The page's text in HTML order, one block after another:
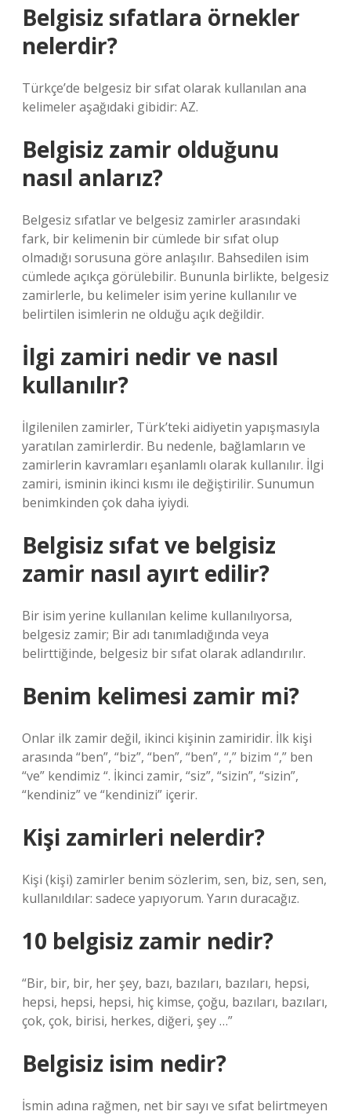
Belgisiz sıfatlara örnekler
nelerdir?
Türkçe’de belgesiz bir sıfat olarak kullanılan ana
kelimeler aşağıdaki gibidir: AZ.
Belgisiz zamir olduğunu
nasıl anlarız?
Belgesiz sıfatlar ve belgesiz zamirler arasındaki
fark, bir kelimenin bir cümlede bir sıfat olup
olmadığı sorusuna göre anlaşılır. Bahsedilen isim
cümlede açıkça görülebilir. Bununla birlikte, belgesiz
zamirlerle, bu kelimeler isim yerine kullanılır ve
belirtilen isimlerin ne olduğu açık değildir.
İlgi zamiri nedir ve nasıl
kullanılır?
İlgilenilen zamirler, Türk’teki aidiyetin yapışmasıyla
yaratılan zamirlerdir. Bu nedenle, bağlamların ve
zamirlerin kavramları eşanlamlı olarak kullanılır. İlgi
zamiri, isminin ikinci kısmı ile değiştirilir. Sunumun
benimkinden çok daha iyiydi.
Belgisiz sıfat ve belgisiz
zamir nasıl ayırt edilir?
Bir isim yerine kullanılan kelime kullanılıyorsa,
belgesiz zamir; Bir adı tanımladığında veya
belirttiğinde, belgesiz bir sıfat olarak adlandırılır.
Benim kelimesi zamir mi?
Onlar ilk zamir değil, ikinci kişinin zamiridir. İlk kişi
arasında “ben”, “biz”, “ben”, “ben”, “,” bizim “,” ben
“ve” kendimiz “. İkinci zamir, “siz”, “sizin”, “sizin”,
“kendiniz” ve “kendinizi” içerir.
Kişi zamirleri nelerdir?
Kişi (kişi) zamirler benim sözlerim, sen, biz, sen, sen,
kullanıldılar: sadece yapıyorum. Yarın duracağız.
10 belgisiz zamir nedir?
“Bir, bir, bir, her şey, bazı, bazıları, bazıları, hepsi,
hepsi, hepsi, hepsi, hiç kimse, çoğu, bazıları, bazıları,
çok, çok, birisi, herkes, diğeri, şey …”
Belgisiz isim nedir?
İsmin adına rağmen, net bir sayı ve sıfat belirtmeyen